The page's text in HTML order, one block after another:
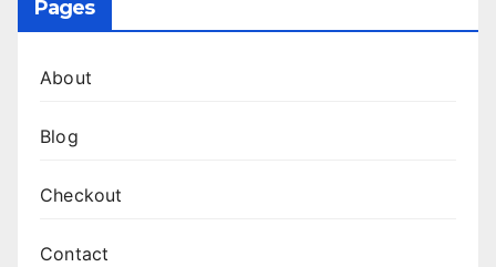
Pages
About
Blog
Checkout
Contact